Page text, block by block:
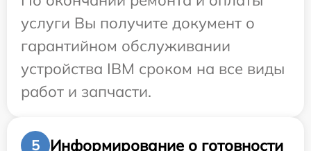
услуги Вы получите документ о
гарантийном обслуживании
устройства IBM сроком на все виды
работ и запчасти.
5
Информирование о готовности